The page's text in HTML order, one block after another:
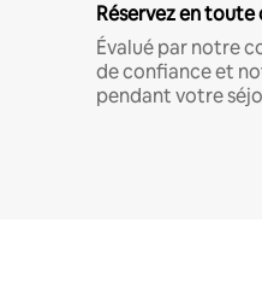
Réservez en
Évalué par notre
de confiance et
pendant votre